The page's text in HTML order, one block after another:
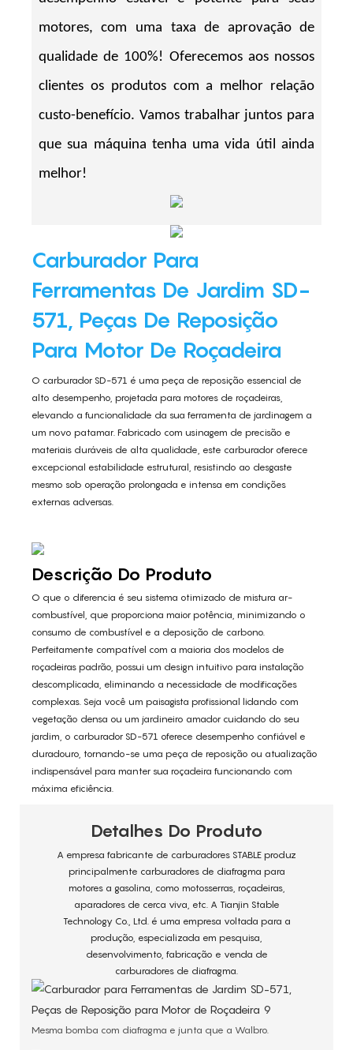
motores, com uma taxa de aprovação de
qualidade de 100%! Oferecemos aos nossos
clientes os produtos com a melhor relação
custo-benefício. Vamos trabalhar juntos para
que sua máquina tenha uma vida útil ainda
melhor!
Carburador Para
Ferramentas De Jardim SD-
571, Peças De Reposição
Para Motor De Roçadeira
O carburador SD-571 é uma peça de reposição essencial de
alto desempenho, projetada para motores de roçadeiras,
elevando a funcionalidade da sua ferramenta de jardinagem a
um novo patamar. Fabricado com usinagem de precisão e
materiais duráveis ​​de alta qualidade, este carburador oferece
excepcional estabilidade estrutural, resistindo ao desgaste
mesmo sob operação prolongada e intensa em condições
externas adversas.
Descrição Do Produto
O que o diferencia é seu sistema otimizado de mistura ar-
combustível, que proporciona maior potência, minimizando o
consumo de combustível e a deposição de carbono.
Perfeitamente compatível com a maioria dos modelos de
roçadeiras padrão, possui um design intuitivo para instalação
descomplicada, eliminando a necessidade de modificações
complexas. Seja você um paisagista profissional lidando com
vegetação densa ou um jardineiro amador cuidando do seu
jardim, o carburador SD-571 oferece desempenho confiável e
duradouro, tornando-se uma peça de reposição ou atualização
indispensável para manter sua roçadeira funcionando com
máxima eficiência.
Detalhes Do Produto
A empresa fabricante de carburadores STABLE produz
principalmente carburadores de diafragma para
motores a gasolina, como motosserras, roçadeiras,
aparadores de cerca viva, etc. A Tianjin Stable
Technology Co., Ltd. é uma empresa voltada para a
produção, especializada em pesquisa,
desenvolvimento, fabricação e venda de
carburadores de diafragma.
Mesma bomba com diafragma e junta que a Walbro.